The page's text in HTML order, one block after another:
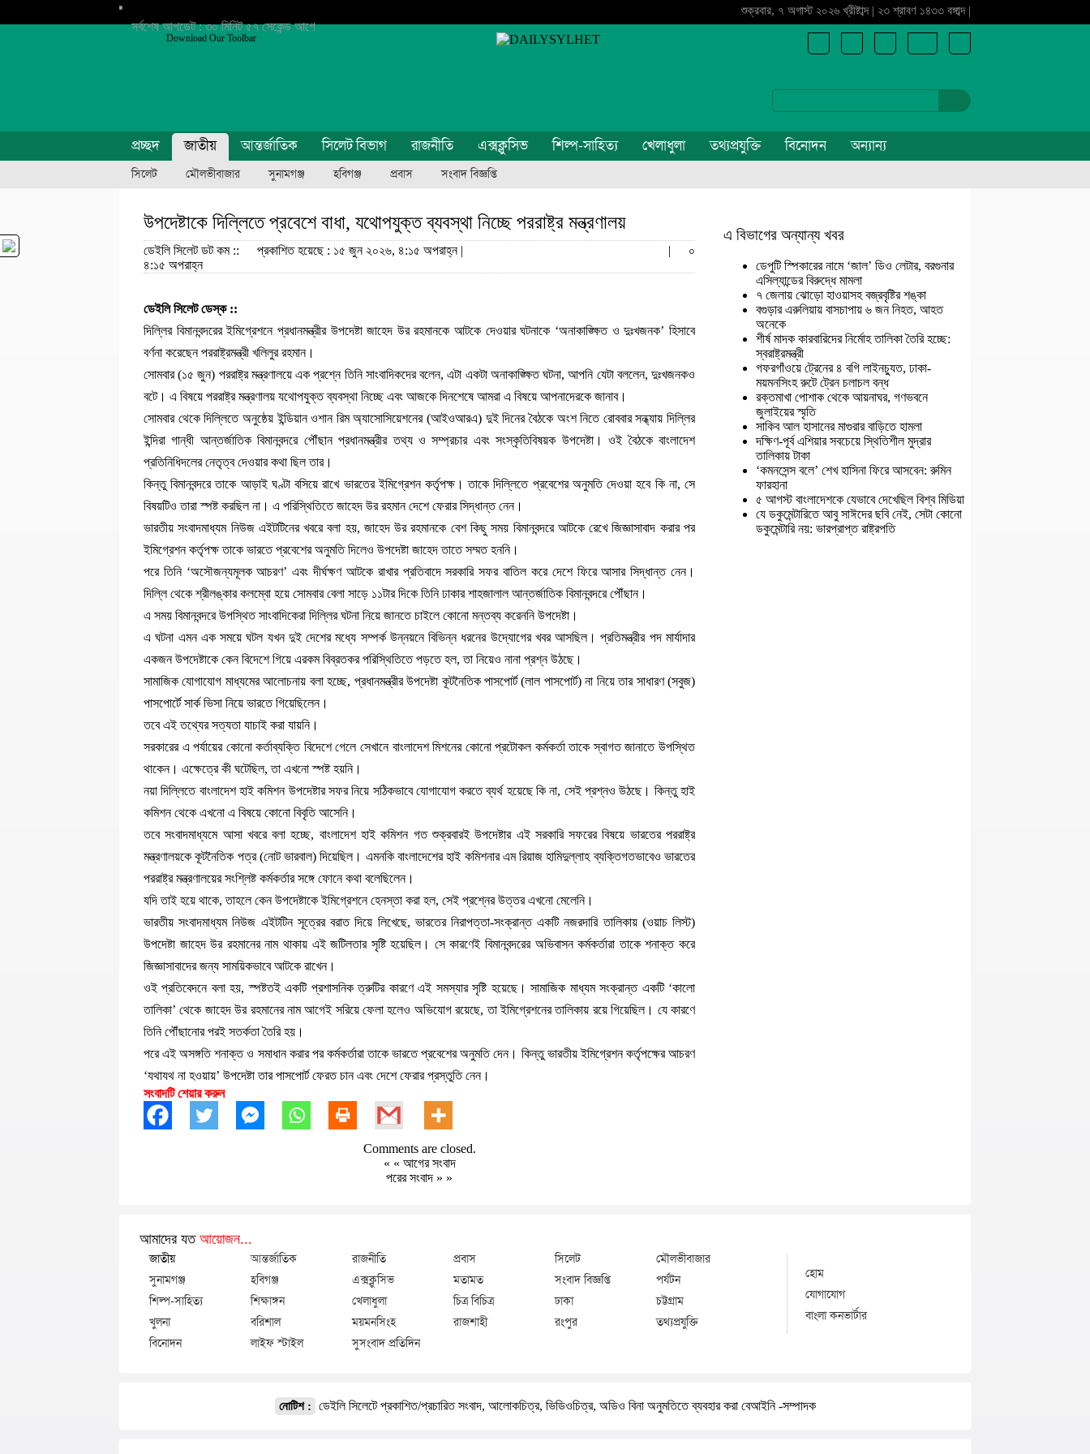
সর্বশেষ আপডেট : ৩০ মিনিট ৫৭ সেকেন্ড আগে
শুক্রবার, ৭ অগাস্ট ২০২৬ খ্রীষ্টাব্দ | ২৩ শ্রাবণ ১৪৩৩ বঙ্গাব্দ |
Download Our Toolbar
প্রচ্ছদ জাতীয় আন্তর্জাতিক সিলেট বিভাগ রাজনীতি এক্সক্লুসিভ শিল্প-সাহিত্য খেলাধুলা তথ্যপ্রযুক্তি বিনোদন অন্যান্য
সিলেট মৌলভীবাজার সুনামগঞ্জ হবিগঞ্জ প্রবাস সংবাদ বিজ্ঞপ্তি
উপদেষ্টাকে দিল্লিতে প্রবেশে বাধা, যথোপযুক্ত ব্যবস্থা নিচ্ছে পররাষ্ট্র মন্ত্রণালয়
ডেইলি সিলেট ডট কম ::
প্রকাশিত হয়েছে : ১৫ জুন ২০২৬, ৪:১৫ অপরাহ্ন |
৪:১৫ অপরাহ্ন
| ০
ডেইলি সিলেট ডেস্ক ::
দিল্লির বিমানবন্দরের ইমিগ্রেশনে প্রধানমন্ত্রীর উপদেষ্টা জাহেদ উর রহমানকে আটকে দেওয়ার ঘটনাকে ‘অনাকাঙ্ক্ষিত ও দুঃখজনক’ হিসাবে
বর্ণনা করেছেন পররাষ্ট্রমন্ত্রী খলিলুর রহমান।
সোমবার (১৫ জুন) পররাষ্ট্র মন্ত্রণালয়ে এক প্রশ্নে তিনি সাংবাদিকদের বলেন, এটা একটা অনাকাঙ্ক্ষিত ঘটনা, আপনি যেটা বললেন, দুঃখজনকও
বটে। এ বিষয়ে পররাষ্ট্র মন্ত্রণালয় যথোপযুক্ত ব্যবস্থা নিচ্ছে এবং আজকে দিনশেষে আমরা এ বিষয়ে আপনাদেরকে জানাব।
সোমবার থেকে দিল্লিতে অনুষ্ঠেয় ইন্ডিয়ান ওশান রিম অ্যাসোসিয়েশনের (আইওআরএ) দুই দিনের বৈঠকে অংশ নিতে রোববার সন্ধ্যায় দিল্লির
ইন্দিরা গান্ধী আন্তর্জাতিক বিমানবন্দরে পৌঁছান প্রধানমন্ত্রীর তথ্য ও সম্প্রচার এবং সংস্কৃতিবিষয়ক উপদেষ্টা। ওই বৈঠকে বাংলাদেশ
প্রতিনিধিদলের নেতৃত্ব দেওয়ার কথা ছিল তার।
কিন্তু বিমানবন্দরে তাকে আড়াই ঘণ্টা বসিয়ে রাখে ভারতের ইমিগ্রেশন কর্তৃপক্ষ। তাকে দিল্লিতে প্রবেশের অনুমতি দেওয়া হবে কি না, সে
বিষয়টিও তারা স্পষ্ট করছিল না। এ পরিস্থিতিতে জাহেদ উর রহমান দেশে ফেরার সিদ্ধান্ত নেন।
ভারতীয় সংবাদমাধ্যম নিউজ এইটটিনের খবরে বলা হয়, জাহেদ উর রহমানকে বেশ কিছু সময় বিমানবন্দরে আটকে রেখে জিজ্ঞাসাবাদ করার পর
ইমিগ্রেশন কর্তৃপক্ষ তাকে ভারতে প্রবেশের অনুমতি দিলেও উপদেষ্টা জাহেদ তাতে সম্মত হননি।
পরে তিনি ‘অসৌজন্যমূলক আচরণ’ এবং দীর্ঘক্ষণ আটকে রাখার প্রতিবাদে সরকারি সফর বাতিল করে দেশে ফিরে আসার সিদ্ধান্ত নেন।
দিল্লি থেকে শ্রীলঙ্কার কলম্বো হয়ে সোমবার বেলা সাড়ে ১১টার দিকে তিনি ঢাকার শাহজালাল আন্তর্জাতিক বিমানবন্দরে পৌঁছান।
এ সময় বিমানবন্দরে উপস্থিত সাংবাদিকেরা দিল্লির ঘটনা নিয়ে জানতে চাইলে কোনো মন্তব্য করেননি উপদেষ্টা।
এ ঘটনা এমন এক সময়ে ঘটল যখন দুই দেশের মধ্যে সম্পর্ক উন্নয়নে বিভিন্ন ধরনের উদ্যোগের খবর আসছিল। প্রতিমন্ত্রীর পদ মার্যাদার
একজন উপদেষ্টাকে কেন বিদেশে গিয়ে এরকম বিব্রতকর পরিস্থিতিতে পড়তে হল, তা নিয়েও নানা প্রশ্ন উঠছে।
সামাজিক যোগাযোগ মাধ্যমের আলোচনায় বলা হচ্ছে, প্রধানমন্ত্রীর উপদেষ্টা কূটনৈতিক পাসপোর্ট (লাল পাসপোর্ট) না নিয়ে তার সাধারণ (সবুজ)
পাসপোর্টে সার্ক ভিসা নিয়ে ভারতে গিয়েছিলেন।
তবে এই তথ্যের সত্যতা যাচাই করা যায়নি।
সরকারের এ পর্যায়ের কোনো কর্তাব্যক্তি বিদেশে গেলে সেখানে বাংলাদেশ মিশনের কোনো প্রটোকল কর্মকর্তা তাকে স্বাগত জানাতে উপস্থিত
থাকেন। এক্ষেত্রে কী ঘটেছিল, তা এখনো স্পষ্ট হয়নি।
নয়া দিল্লিতে বাংলাদেশ হাই কমিশন উপদেষ্টার সফর নিয়ে সঠিকভাবে যোগাযোগ করতে ব্যর্থ হয়েছে কি না, সেই প্রশ্নও উঠছে। কিন্তু হাই
কমিশন থেকে এখনো এ বিষয়ে কোনো বিবৃতি আসেনি।
তবে সংবাদমাধ্যমে আসা খবরে বলা হচ্ছে, বাংলাদেশ হাই কমিশন গত শুক্রবারই উপদেষ্টার এই সরকারি সফরের বিষয়ে ভারতের পররাষ্ট্র
মন্ত্রণালয়কে কূটনৈতিক পত্র (নোট ভারবাল) দিয়েছিল। এমনকি বাংলাদেশের হাই কমিশনার এম রিয়াজ হামিদুল্লাহ ব্যক্তিগতভাবেও ভারতের
পররাষ্ট্র মন্ত্রণালয়ের সংশ্লিষ্ট কর্মকর্তার সঙ্গে ফোনে কথা বলেছিলেন।
যদি তাই হয়ে থাকে, তাহলে কেন উপদেষ্টাকে ইমিগ্রেশনে হেনস্তা করা হল, সেই প্রশ্নের উত্তর এখনো মেলেনি।
ভারতীয় সংবাদমাধ্যম নিউজ এইটটিন সূত্রের বরাত দিয়ে লিখেছে, ভারতের নিরাপত্তা-সংক্রান্ত একটি নজরদারি তালিকায় (ওয়াচ লিস্ট)
উপদেষ্টা জাহেদ উর রহমানের নাম থাকায় এই জটিলতার সৃষ্টি হয়েছিল। সে কারণেই বিমানবন্দরের অভিবাসন কর্মকর্তারা তাকে শনাক্ত করে
জিজ্ঞাসাবাদের জন্য সাময়িকভাবে আটকে রাখেন।
ওই প্রতিবেদনে বলা হয়, স্পষ্টতই একটি প্রশাসনিক ত্রুটির কারণে এই সমস্যার সৃষ্টি হয়েছে। সামাজিক মাধ্যম সংক্রান্ত একটি ‘কালো
তালিকা’ থেকে জাহেদ উর রহমানের নাম আগেই সরিয়ে ফেলা হলেও অভিযোগ রয়েছে, তা ইমিগ্রেশনের তালিকায় রয়ে গিয়েছিল। যে কারণে
তিনি পৌঁছানোর পরই সতর্কতা তৈরি হয়।
পরে এই অসঙ্গতি শনাক্ত ও সমাধান করার পর কর্মকর্তারা তাকে ভারতে প্রবেশের অনুমতি দেন। কিন্তু ভারতীয় ইমিগ্রেশন কর্তৃপক্ষের আচরণ
‘যথাযথ না হওয়ায়’ উপদেষ্টা তার পাসপোর্ট ফেরত চান এবং দেশে ফেরার প্রস্তুতি নেন।
সংবাদটি শেয়ার করুন
Comments are closed.
« « আগের সংবাদ
পরের সংবাদ » »
এ বিভাগের অন্যান্য খবর
ডেপুটি স্পিকারের নামে ‘জাল’ ডিও লেটার, বরগুনার
এসিল্যান্ডের বিরুদ্ধে মামলা
৭ জেলায় ঝোড়ো হাওয়াসহ বজ্রবৃষ্টির শঙ্কা
বগুড়ার এরুলিয়ায় বাসচাপায় ৬ জন নিহত, আহত
অনেকে
শীর্ষ মাদক কারবারিদের নির্মোহ তালিকা তৈরি হচ্ছে:
স্বরাষ্ট্রমন্ত্রী
গফরগাঁওয়ে ট্রেনের ৪ বগি লাইনচ্যুত, ঢাকা-
ময়মনসিংহ রুটে ট্রেন চলাচল বন্ধ
রক্তমাখা পোশাক থেকে আয়নাঘর, গণভবনে
জুলাইয়ের স্মৃতি
সাকিব আল হাসানের মাগুরার বাড়িতে হামলা
দক্ষিণ-পূর্ব এশিয়ার সবচেয়ে স্থিতিশীল মুদ্রার
তালিকায় টাকা
‘কমনসেন্স বলে’ শেখ হাসিনা ফিরে আসবেন: রুমিন
ফারহানা
৫ আগস্ট বাংলাদেশকে যেভাবে দেখেছিল বিশ্ব মিডিয়া
যে ডকুমেন্টারিতে আবু সাঈদের ছবি নেই, সেটা কোনো
ডকুমেন্টারি নয়: ভারপ্রাপ্ত রাষ্ট্রপতি
আমাদের যত আয়োজন...
জাতীয় আন্তর্জাতিক রাজনীতি প্রবাস সিলেট
মৌলভীবাজার
সুনামগঞ্জ
হবিগঞ্জ এক্সক্লুসিভ মতামত সংবাদ বিজ্ঞপ্তি
পর্যটন
শিল্প-সাহিত্য
শিক্ষাঙ্গন খেলাধুলা চিত্র বিচিত্র ঢাকা
চট্টগ্রাম
খুলনা
বরিশাল ময়মনসিংহ রাজশাহী রংপুর
তথ্যপ্রযুক্তি
বিনোদন
লাইফ স্টাইল সুসংবাদ প্রতিদিন
হোম
যোগাযোগ
বাংলা কনভার্টার
নোটিশ : ডেইলি সিলেটে প্রকাশিত/প্রচারিত সংবাদ, আলোকচিত্র, ভিডিওচিত্র, অডিও বিনা অনুমতিতে ব্যবহার করা বেআইনি -সম্পাদক